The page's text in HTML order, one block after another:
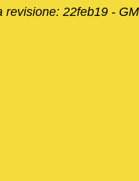
revisione: 22feb19 - GM